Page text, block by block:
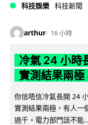
科技娛樂 科技新聞
arthur 16 小時
冷氣 24 小時
實測結果兩
你信唔信冷氣長開 24
實測結果兩極，有人一
過千。電力部門話不能